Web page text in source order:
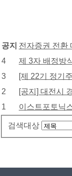
공지 전자증권 전환
4
제 3자 배정방
3
[제 22기 정기
2
[공지] 대전시
1
이스트포토닉
검색대상